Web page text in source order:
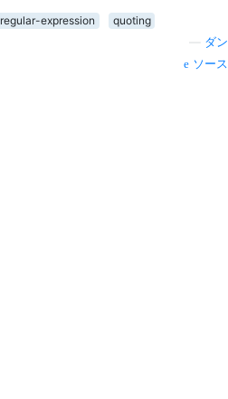
regular-expression
quoting
ダン
ソース